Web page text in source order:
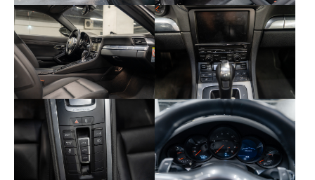
cette Porsche 911 Type 991.1 Black Edition illustre
parfaitement le raffinement et l’équilibre propres à
cette série limitée, déjà convoitée par les amateurs
de 911 intemporelles.